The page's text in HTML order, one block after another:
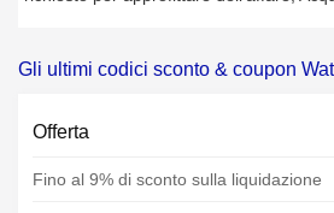
Gli ultimi codici sconto & coupon
Offerta
Fino al 9% di sconto sulla liquidazione